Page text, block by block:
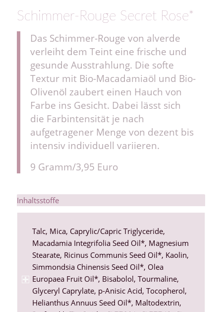
Schimmer-Rouge Secret Rose*
Das Schimmer-Rouge von alverde
verleiht dem Teint eine frische und
gesunde Ausstrahlung. Die softe
Textur mit Bio-Macadamiaöl und Bio-
Olivenöl zaubert einen Hauch von
Farbe ins Gesicht. Dabei lässt sich
die Farbintensität je nach
aufgetragener Menge von dezent bis
intensiv individuell variieren.
9 Gramm/3,95 Euro
Inhaltsstoffe
Talc, Mica, Caprylic/Capric Triglyceride,
Macadamia Integrifolia Seed Oil*, Magnesium
Stearate, Ricinus Communis Seed Oil*, Kaolin,
Simmondsia Chinensis Seed Oil*, Olea
Europaea Fruit Oil*, Bisabolol, Tourmaline,
Glyceryl Caprylate, p-Anisic Acid, Tocopherol,
Helianthus Annuus Seed Oil*, Maltodextrin,